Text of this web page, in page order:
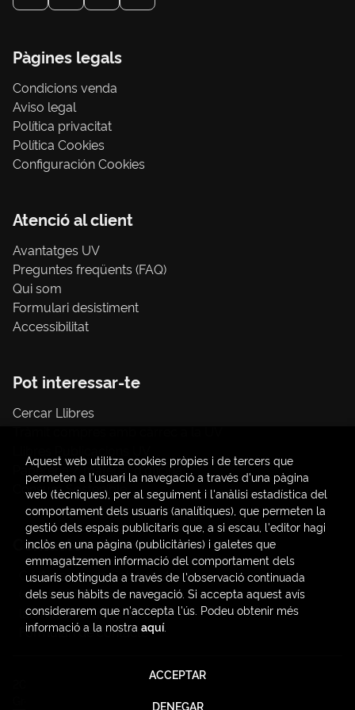
Pàgines legals
Condicions venda
Aviso legal
Política privacitat
Política Cookies
Configuración Cookies
Atenció al client
Avantatges UV
Preguntes freqüents (FAQ)
Qui som
Formulari desistiment
Accessibilitat
Pot interessar-te
Cercar Llibres
Papereria / material d'oficina
Consum Sostenible
Contacte
C/ Amadeo de Saboya, 4
(+34) 963828968
latendauv@fundacio.es
Formulari de contacte
. Tots els Drets Reservats |
Aquest web utilitza cookies pròpies i de tercers que
permeten a l'usuari la navegació a través d'una pàgina
web (tècniques), per al seguiment i l'anàlisi estadística del
comportament dels usuaris (analítiques), que permeten la
gestió dels espais publicitaris que, a si escau, l'editor hagi
inclòs en una pàgina (publicitàries) i galetes que
emmagatzemen informació del comportament dels
usuaris obtinguda a través de l'observació continuada
dels seus hàbits de navegació. Si accepta aquest avís
considerarem que n'accepta l'ús. Podeu obtenir més
informació a la nostra aquí.
DENEGAR
ACCEPTAR